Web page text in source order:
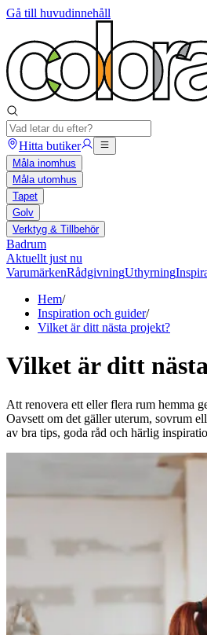
Gå till huvudinnehåll
Hitta butiker
Måla inomhus
Måla utomhus
Tapet
Golv
Verktyg & Tillbehör
Badrum
Aktuellt just nu
VarumärkenRådgivningUthyrning
Hem/
Inspiration och guider/
Vilket är ditt nästa projekt?
Vilket är ditt
Att renovera ett eller flera rum hemma
Oavsett om det gäller uterum, sovrum
av bra tips, goda råd och härlig